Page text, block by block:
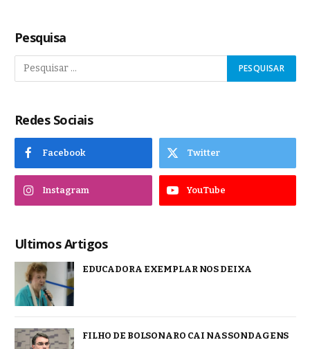
Pesquisa
Redes Sociais
Facebook Twitter
Instagram YouTube
Ultimos Artigos
EDUCADORA EXEMPLAR NOS DEIXA
FILHO DE BOLSONARO CAI NAS SONDAGENS